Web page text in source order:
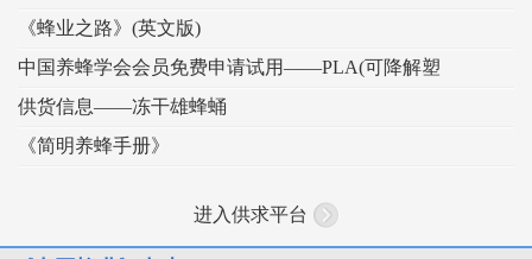
《蜂业之路》(英文版)
中国养蜂学会会员免费申请试用——PLA(可降解塑
供货信息——冻干雄蜂蛹
《简明养蜂手册》
进入供求平台